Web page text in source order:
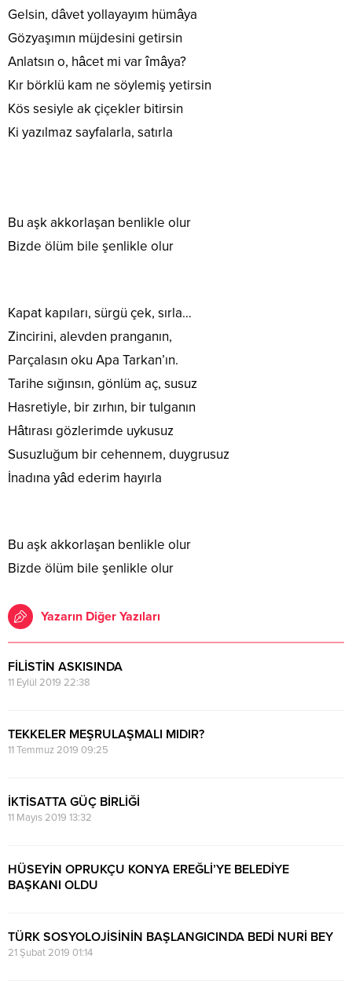
Gelsin, dâvet yollayayım hümâya
Gözyaşımın müjdesini getirsin
Anlatsın o, hâcet mi var îmâya?
Kır börklü kam ne söylemiş yetirsin
Kös sesiyle ak çiçekler bitirsin
Ki yazılmaz sayfalarla, satırla
Bu aşk akkorlaşan benlikle olur
Bizde ölüm bile şenlikle olur
Kapat kapıları, sürgü çek, sırla…
Zincirini, alevden pranganın,
Parçalasın oku Apa Tarkan’ın.
Tarihe sığınsın, gönlüm aç, susuz
Hasretiyle, bir zırhın, bir tulganın
Hâtırası gözlerimde uykusuz
Susuzluğum bir cehennem, duygrusuz
İnadına yâd ederim hayırla
Bu aşk akkorlaşan benlikle olur
Bizde ölüm bile şenlikle olur
Yazarın Diğer Yazıları
FİLİSTİN ASKISINDA
11 Eylül 2019 22:38
TEKKELER MEŞRULAŞMALI MIDIR?
11 Temmuz 2019 09:25
İKTİSATTA GÜÇ BİRLİĞİ
11 Mayıs 2019 13:32
HÜSEYİN OPRUKÇU KONYA EREĞLİ’YE BELEDİYE
BAŞKANI OLDU
TÜRK SOSYOLOJİSİNİN BAŞLANGICINDA BEDİ NURİ BEY
21 Şubat 2019 01:14